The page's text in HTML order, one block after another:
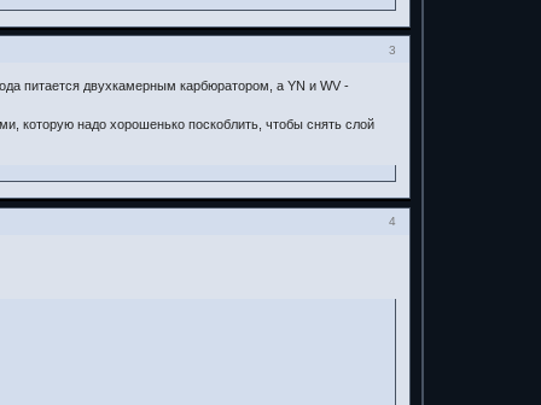
3
питается двухкамерным карбюратором, а YN и WV -
которую надо хорошенько поскоблить, чтобы снять слой
4